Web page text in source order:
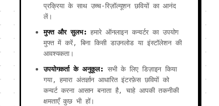
प्रक्रिया के साथ उच्च-रिज़ॉल्यूशन छवियों का आनंद
लें।
मुफ्त और सुलभ: हमारे ऑनलाइन कन्वर्टर का उपयोग
मुफ्त में करें, बिना किसी डाउनलोड या इंस्टॉलेशन की
आवश्यकता।
उपयोगकर्ता के अनुकूल: सभी के लिए डिज़ाइन किया
गया, हमारा अंतर्ज्ञान आधारित इंटरफ़ेस छवियों को
कन्वर्ट करना आसान बनाता है, चाहे आपकी तकनीकी
क्षमताएँ कुछ भी हों।